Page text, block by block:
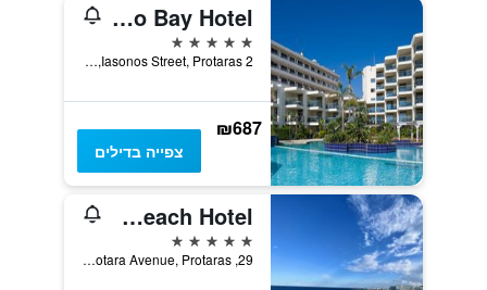
Capo Bay Hotel
5 כוכבים
2 Iasonos Street, Protaras, קפריסין
₪687
צפייה בדילים
Constantinos The Great Beach Hotel
5 כוכבים
29, Protara Avenue, Protaras, קפריסין